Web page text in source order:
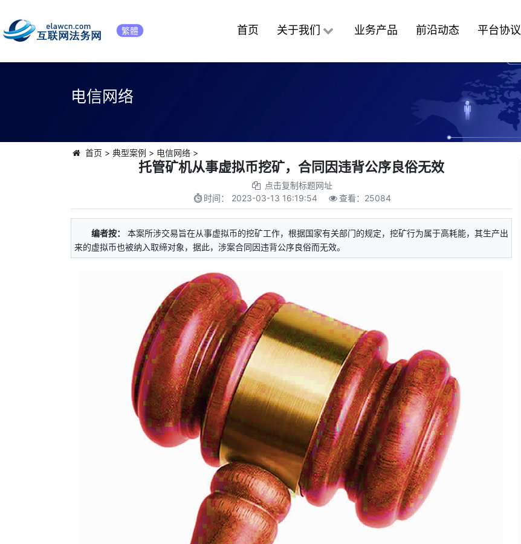
繁體 首页 关于我们 业务产品 前沿动态 平台协议
电信网络
首页 > 典型案例 > 电信网络>
托管矿机从事虚拟币挖矿，合同因违背公序良俗无效
点击复制标题网址
时间： 2023-03-13 16:19:54 查看： 25084
编者按：
本案所涉交易旨在从事虚拟币的挖矿工作，根据国家有关部门的规定，挖矿行为属于高耗能，其生产出
来的虚拟币也被纳入取缔对象，据此，涉案合同因违背公序良俗而无效。